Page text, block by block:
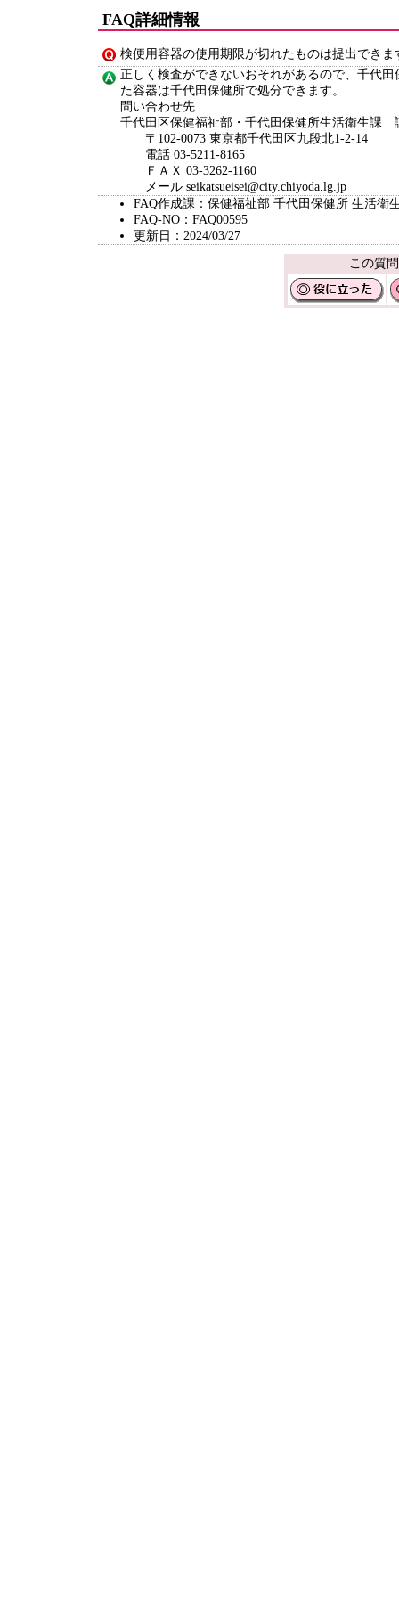
FAQ詳細情報
検便用容器の使用期限が切れたものは提出できま
正しく検査ができないおそれがあるので、千代
た容器は千代田保健所で処分できます。
問い合わせ先
千代田区保健福祉部・千代田保健所生活衛生課
〒102-0073 東京都千代田区九段北1-2-14
電話 03-5211-8165
ＦＡＸ 03-3262-1160
メール seikatsueisei@city.chiyoda.lg.jp
FAQ作成課：保健福祉部 千代田保健所 生活衛
FAQ-NO：FAQ00595
更新日：2024/03/27
この質